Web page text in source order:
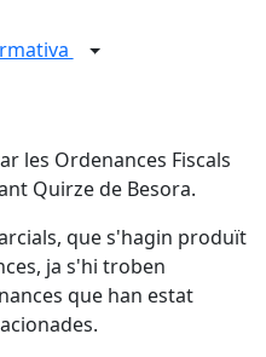
les Ordenances Fiscals
Quirze de Besora.
que s'hagin produït
ja s'hi troben
que han estat